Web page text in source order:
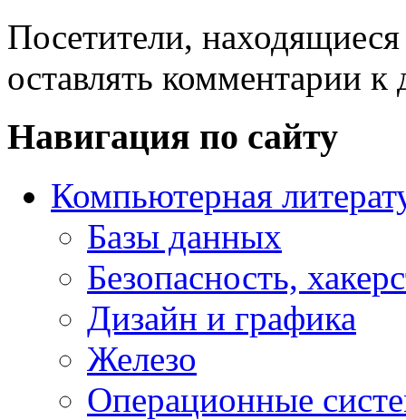
Посетители,
оставлять комментарии к
Навигация по сайту
Компьютерная
Базы данных
Безопасность,
Дизайн и графика
Железо
Операционные